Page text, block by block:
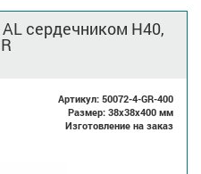
сердечником H40,
Артикул: 50072-4-GR-400
Размер: 38x38x400 мм
Изготовление на заказ